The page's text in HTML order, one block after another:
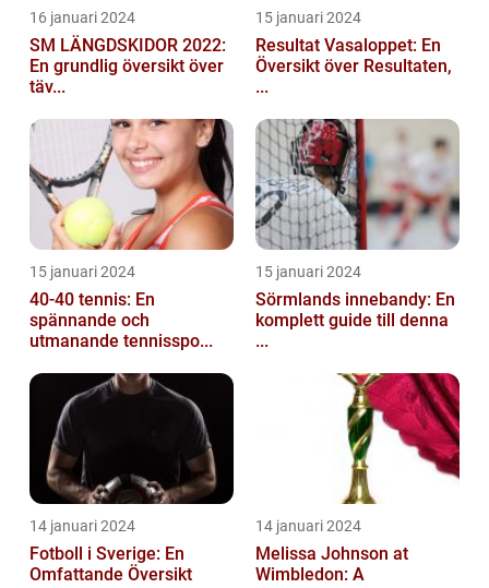
16 januari 2024
SM LÄNGDSKIDOR 2022:
En grundlig översikt över
täv...
15 januari 2024
Resultat Vasaloppet: En
Översikt över Resultaten,
...
15 januari 2024
40-40 tennis: En
spännande och
utmanande tennisspo...
15 januari 2024
Sörmlands innebandy: En
komplett guide till denna
...
14 januari 2024
Fotboll i Sverige: En
Omfattande Översikt
14 januari 2024
Melissa Johnson at
Wimbledon: A